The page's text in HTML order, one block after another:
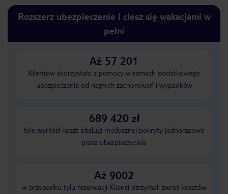
Rozszerz ubezpieczenie i ciesz się wakacjami w
pełni
Aż 57 201
Klientów skorzystało z pomocy w ramach dodatkowego
ubezpieczenia od nagłych zachorowań i wypadków
689 420 zł
tyle wyniósł koszt obsługi medycznej pokryty jednorazowo
przez ubezpieczyciela
Aż 9002
w przypadku tylu rezerwacji Klienci otrzymali zwrot kosztów